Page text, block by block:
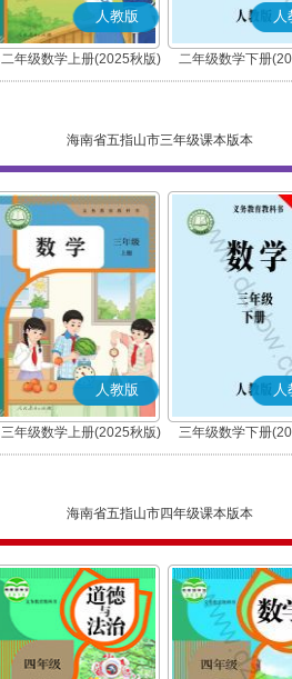
人教版
二年级数学上册(2025秋版)
人
二年级数学下册
海南省五指山市三年级课本版本
人教版
三年级数学上册(2025秋版)
人
三年级数学下册
海南省五指山市四年级课本版本